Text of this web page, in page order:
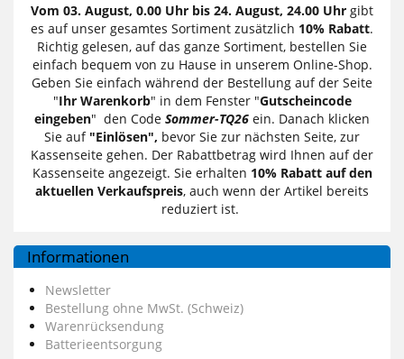
Vom 03. August, 0.00 Uhr bis 24. August, 24.00 Uhr gibt
es auf unser gesamtes Sortiment zusätzlich 10% Rabatt.
Richtig gelesen, auf das ganze Sortiment, bestellen Sie
einfach bequem von zu Hause in unserem Online-Shop.
Geben Sie einfach während der Bestellung auf der Seite
"Ihr Warenkorb" in dem Fenster "Gutscheincode
eingeben" den Code Sommer-TQ26 ein. Danach klicken
Sie auf "Einlösen", bevor Sie zur nächsten Seite, zur
Kassenseite gehen. Der Rabattbetrag wird Ihnen auf der
Kassenseite angezeigt. Sie erhalten 10% Rabatt auf den
aktuellen Verkaufspreis, auch wenn der Artikel bereits
reduziert ist.
Informationen
Newsletter
Bestellung ohne MwSt. (Schweiz)
Warenrücksendung
Batterieentsorgung